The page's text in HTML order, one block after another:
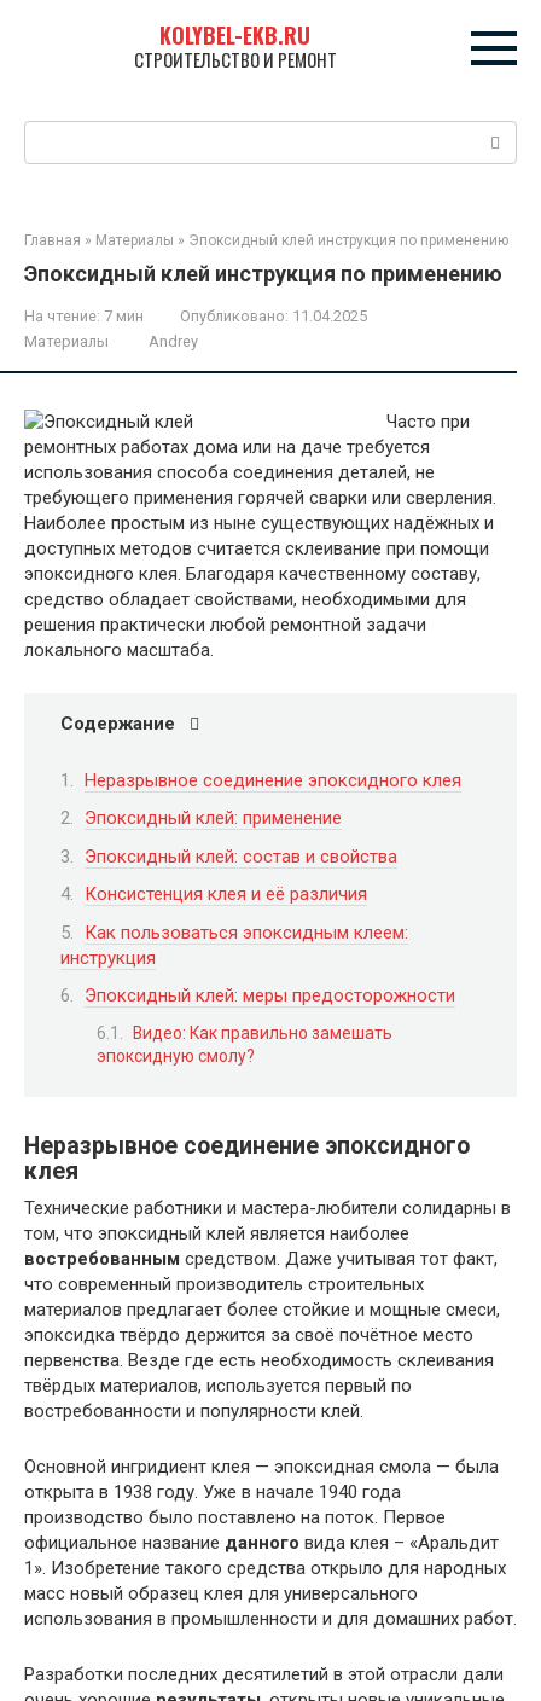
KOLYBEL-EKB.RU
СТРОИТЕЛЬСТВО И РЕМОНТ
Главная » Материалы » Эпоксидный клей инструкция по применению
Эпоксидный клей инструкция по применению
На чтение: 7 мин Опубликовано: 11.04.2025
Материалы
Andrey
Часто при
ремонтных работах дома или на даче требуется
использования способа соединения деталей, не
требующего применения горячей сварки или сверления.
Наиболее простым из ныне существующих надёжных и
доступных методов считается склеивание при помощи
эпоксидного клея. Благодаря качественному составу,
средство обладает свойствами, необходимыми для
решения практически любой ремонтной задачи
локального масштаба.
Содержание
Неразрывное соединение эпоксидного клея
Эпоксидный клей: применение
Эпоксидный клей: состав и свойства
Консистенция клея и её различия
Как пользоваться эпоксидным клеем:
инструкция
Эпоксидный клей: меры предосторожности
Видео: Как правильно замешать
эпоксидную смолу?
Неразрывное соединение эпоксидного
клея
Технические работники и мастера-любители солидарны в
том, что эпоксидный клей является наиболее
востребованным средством. Даже учитывая тот факт,
что современный производитель строительных
материалов предлагает более стойкие и мощные смеси,
эпоксидка твёрдо держится за своё почётное место
первенства. Везде где есть необходимость склеивания
твёрдых материалов, используется первый по
востребованности и популярности клей.
Основной ингридиент клея — эпоксидная смола — была
открыта в 1938 году. Уже в начале 1940 года
производство было поставлено на поток. Первое
официальное название данного вида клея – «Аральдит
1». Изобретение такого средства открыло для народных
масс новый образец клея для универсального
использования в промышленности и для домашних работ.
Разработки последних десятилетий в этой отрасли дали